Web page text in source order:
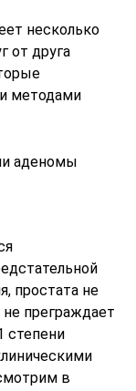
несколько
от друга
методами
аденомы
простата не
преграждает
степени
в